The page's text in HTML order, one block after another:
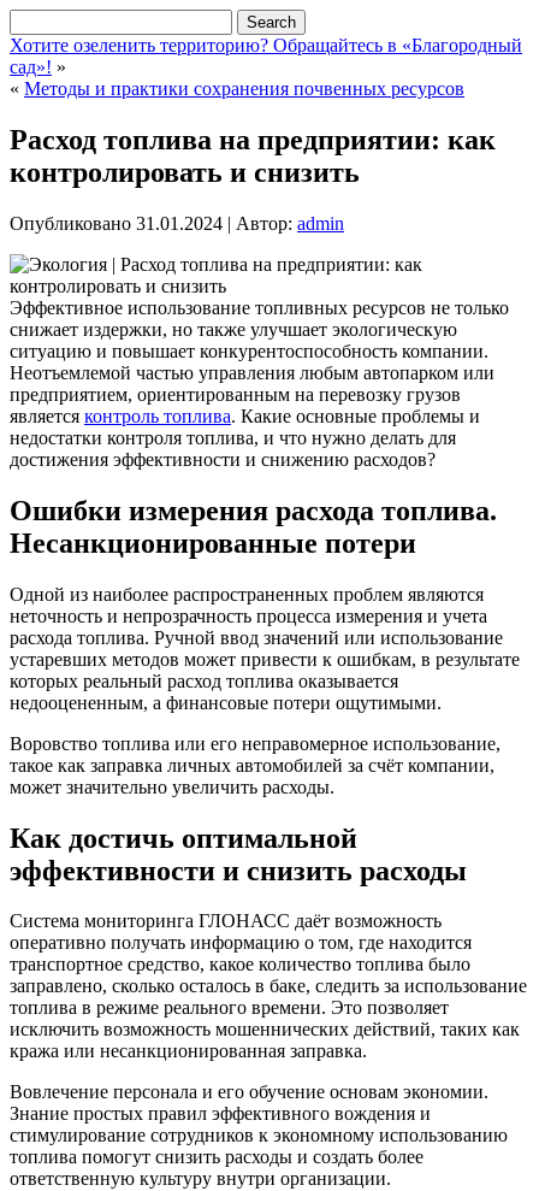
Хотите озеленить территорию? Обращайтесь в «Благородный
сад»! »
« Методы и практики сохранения почвенных ресурсов
Расход топлива на предприятии: как
контролировать и снизить
Опубликовано 31.01.2024 | Автор: admin
Эффективное использование топливных ресурсов не только
снижает издержки, но также улучшает экологическую
ситуацию и повышает конкурентоспособность компании.
Неотъемлемой частью управления любым автопарком или
предприятием, ориентированным на перевозку грузов
является контроль топлива. Какие основные проблемы и
недостатки контроля топлива, и что нужно делать для
достижения эффективности и снижению расходов?
Ошибки измерения расхода топлива.
Несанкционированные потери
Одной из наиболее распространенных проблем являются
неточность и непрозрачность процесса измерения и учета
расхода топлива. Ручной ввод значений или использование
устаревших методов может привести к ошибкам, в результате
которых реальный расход топлива оказывается
недооцененным, а финансовые потери ощутимыми.
Воровство топлива или его неправомерное использование,
такое как заправка личных автомобилей за счёт компании,
может значительно увеличить расходы.
Как достичь оптимальной
эффективности и снизить расходы
Система мониторинга ГЛОНАСС даёт возможность
оперативно получать информацию о том, где находится
транспортное средство, какое количество топлива было
заправлено, сколько осталось в баке, следить за использование
топлива в режиме реального времени. Это позволяет
исключить возможность мошеннических действий, таких как
кража или несанкционированная заправка.
Вовлечение персонала и его обучение основам экономии.
Знание простых правил эффективного вождения и
стимулирование сотрудников к экономному использованию
топлива помогут снизить расходы и создать более
ответственную культуру внутри организации.